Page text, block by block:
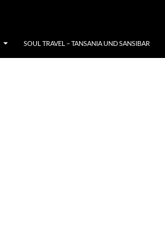
SOUL TRAVEL – TANSANIA UND SANSIBAR